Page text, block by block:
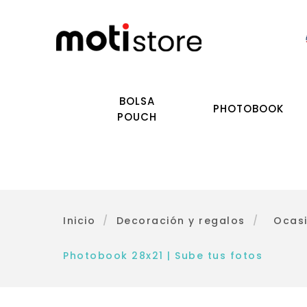
BOLSA
POUCH
PHOTOBOOK
Inicio / Decoración y regalos /
Photobook 28x21 | Sube tus fotos